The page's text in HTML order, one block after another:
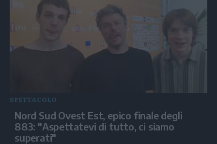
SPETTACOLO
Nord Sud Ovest Est, epico finale degli
883: "Aspettatevi di tutto, ci siamo
superati"